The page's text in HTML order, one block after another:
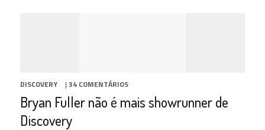
DISCOVERY | 34 COMENTÁRIOS
Bryan Fuller não é mais showrunner de
Discovery